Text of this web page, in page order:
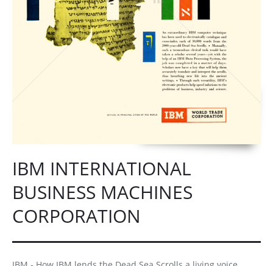
IBM INTERNATIONAL
BUSINESS MACHINES
CORPORATION